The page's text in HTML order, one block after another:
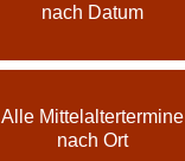
nach Datum
Alle Mittelaltertermine
nach Ort